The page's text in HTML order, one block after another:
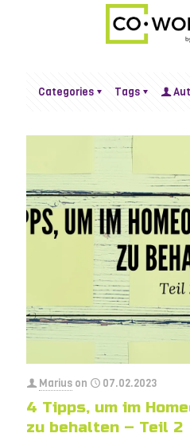
Categories Tags
Marius on 07.02.2023
4 Tipps, um im
zu behalten – Teil 2